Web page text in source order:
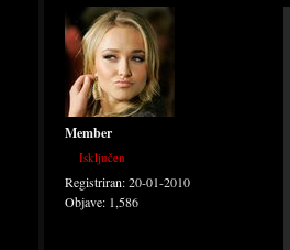
Member
Isključen
Registriran:20-01-2010
Objave: 1,586